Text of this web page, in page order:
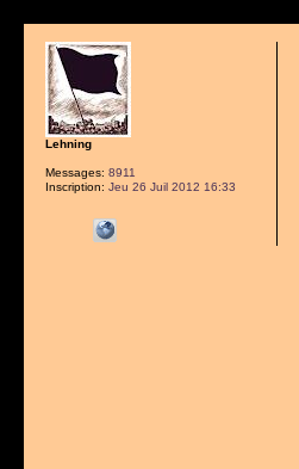
Lehning
Messages: 8911
Inscription: Jeu 26 Juil 2012 16:33